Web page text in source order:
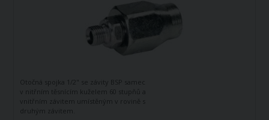
Otočná spojka 1/2" se závity BSP samec
v nitřním těsnícím kuželem 60 stupňů a
vnitřním závitem umístěným v rovině s
druhým závitem.